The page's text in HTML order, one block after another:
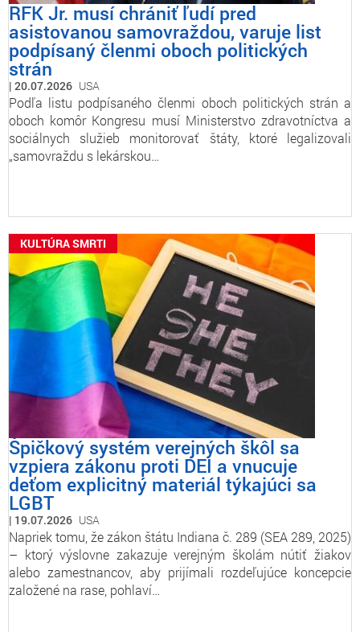
RFK Jr. musí chrániť ľudí pred
asistovanou samovraždou, varuje list
podpísaný členmi oboch politických
strán
20.07.2026 USA
Podľa listu podpísaného členmi oboch politických strán a
oboch komôr Kongresu musí Ministerstvo zdravotníctva a
sociálnych služieb monitorovať štáty, ktoré legalizovali
„samovraždu s lekárskou…
KULTÚRA SMRTI
Špičkový systém verejných škôl sa
vzpiera zákonu proti DEI a vnucuje
deťom explicitný materiál týkajúci sa
LGBT
19.07.2026 USA
Napriek tomu, že zákon štátu Indiana č. 289 (SEA 289, 2025)
– ktorý výslovne zakazuje verejným školám nútiť žiakov
alebo zamestnancov, aby prijímali rozdeľujúce koncepcie
založené na rase, pohlaví…